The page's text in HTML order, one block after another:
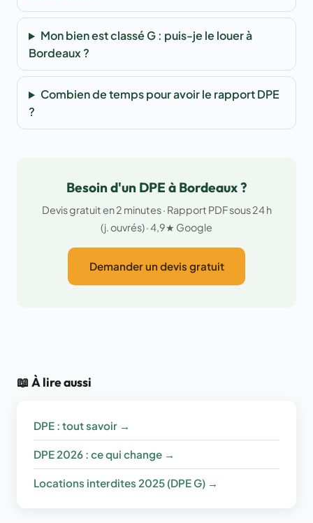
Mon bien est classé G : puis-je le louer à
Bordeaux ?
Combien de temps pour avoir le rapport DPE
?
Besoin d'un DPE à Bordeaux ?
Devis gratuit en 2 minutes · Rapport PDF sous 24 h
(j. ouvrés) · 4,9★ Google
Demander un devis gratuit
📖 À lire aussi
DPE : tout savoir →
DPE 2026 : ce qui change →
Locations interdites 2025 (DPE G) →